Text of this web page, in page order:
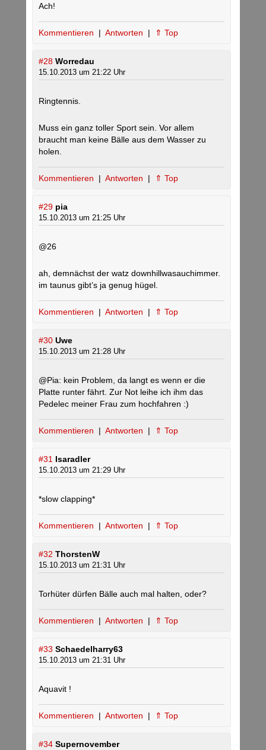
Ach!
Kommentieren | Antworten | ⇑ Top
#28 Worredau
15.10.2013 um 21:22 Uhr
Ringtennis.
Muss ein ganz toller Sport sein. Vor allem
braucht man keine Bälle aus dem Wasser zu
holen.
Kommentieren | Antworten | ⇑ Top
#29 pia
15.10.2013 um 21:25 Uhr
@26
ah, demnächst der watz downhillwasauchimmer.
im taunus gibt’s ja genug hügel.
Kommentieren | Antworten | ⇑ Top
#30 Uwe
15.10.2013 um 21:28 Uhr
@Pia: kein Problem, da langt es wenn er die
Platte runter fährt. Zur Not leihe ich ihm das
Pedelec meiner Frau zum hochfahren :)
Kommentieren | Antworten | ⇑ Top
#31 Isaradler
15.10.2013 um 21:29 Uhr
*slow clapping*
Kommentieren | Antworten | ⇑ Top
#32 ThorstenW
15.10.2013 um 21:31 Uhr
Torhüter dürfen Bälle auch mal halten, oder?
Kommentieren | Antworten | ⇑ Top
#33 Schaedelharry63
15.10.2013 um 21:31 Uhr
Aquavit !
Kommentieren | Antworten | ⇑ Top
#34 Supernovember